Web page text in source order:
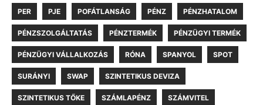
PER PJE POFÁTLANSÁG PÉNZ PÉNZHATALOM
PÉNZSZOLGÁLTATÁS PÉNZTERMÉK PÉNZÜGYI TERMÉK
PÉNZÜGYI VÁLLALKOZÁS RÓNA SPANYOL SPOT
SURÁNYI SWAP SZINTETIKUS DEVIZA
SZINTETIKUS TŐKE SZÁMLAPÉNZ SZÁMVITEL